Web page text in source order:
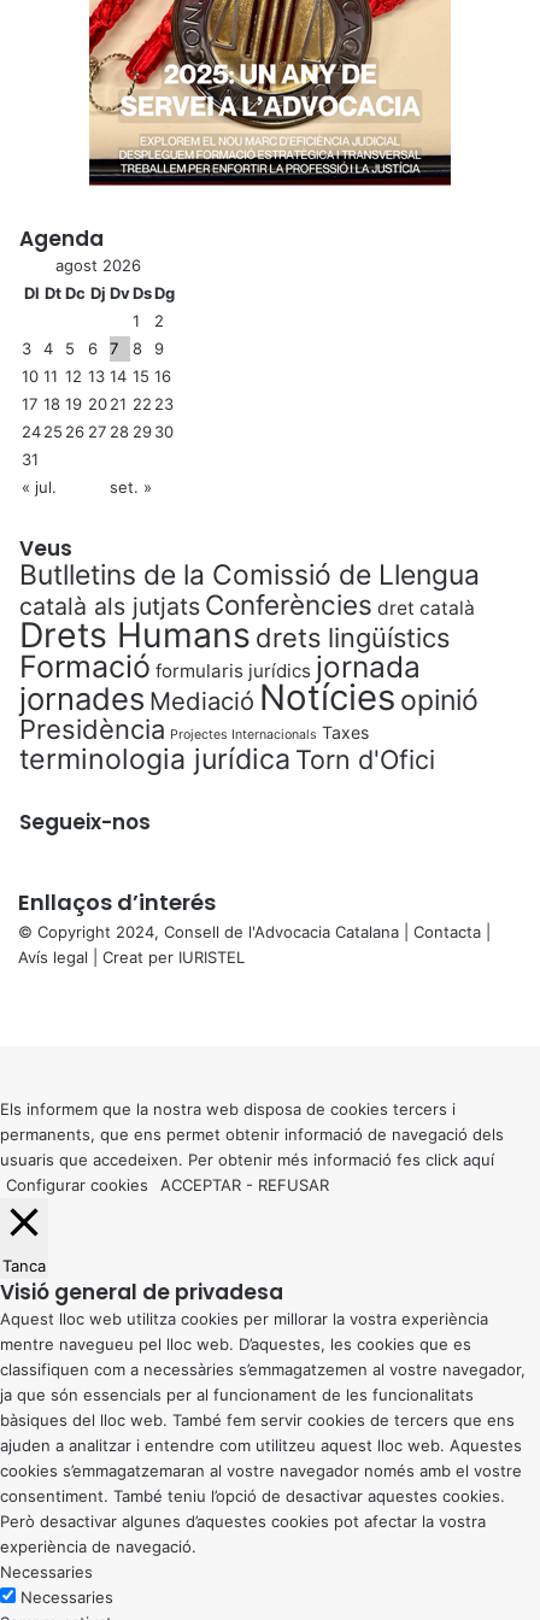
Agenda
agost 2026
Dl DtDc Dj DvDsDg
1
2
3
4 5 6 7 8
9
10 11 12 13 14 15 16
17 18 19 2021 22 23
2425 26 27 28 2930
31
« jul.
set. »
Veus
Butlletins de la Comissió de Llengua
català als jutjats Conferències dret català
Drets Humans drets lingüístics
Formació formularis jurídics jornada
jornades Mediació Notícies opinió
Presidència Projectes Internacionals Taxes
terminologia jurídica Torn d'Ofici
Segueix-nos
Enllaços d’interés
© Copyright 2024, Consell de l'Advocacia Catalana | Contacta
Avís legal | Creat per IURISTEL
button
Els informem que la nostra web disposa de cookies tercers i
permanents, que ens permet obtenir informació de navegació dels
usuaris que accedeixen. Per obtenir més informació fes click aquí
Configurar cookies
ACCEPTAR - REFUSAR
Tanca
Visió general de privadesa
Aquest lloc web utilitza cookies per millorar la vostra experiència
mentre navegueu pel lloc web. D’aquestes, les cookies que es
classifiquen com a necessàries s’emmagatzemen al vostre navegador,
ja que són essencials per al funcionament de les funcionalitats
bàsiques del lloc web. També fem servir cookies de tercers que ens
ajuden a analitzar i entendre com utilitzeu aquest lloc web. Aquestes
cookies s’emmagatzemaran al vostre navegador només amb el vostre
consentiment. També teniu l’opció de desactivar aquestes cookies.
Però desactivar algunes d’aquestes cookies pot afectar la vostra
experiència de navegació.
Necessaries
Necessaries